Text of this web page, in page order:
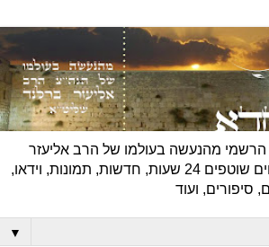
מהנעשה בעולמו של הרב אליעזר
ברלנד שליט"א - דיווחים שוטפים 24 שעות, חדשות, תמונות, וידאו,
סיפורים, ועוד
▼